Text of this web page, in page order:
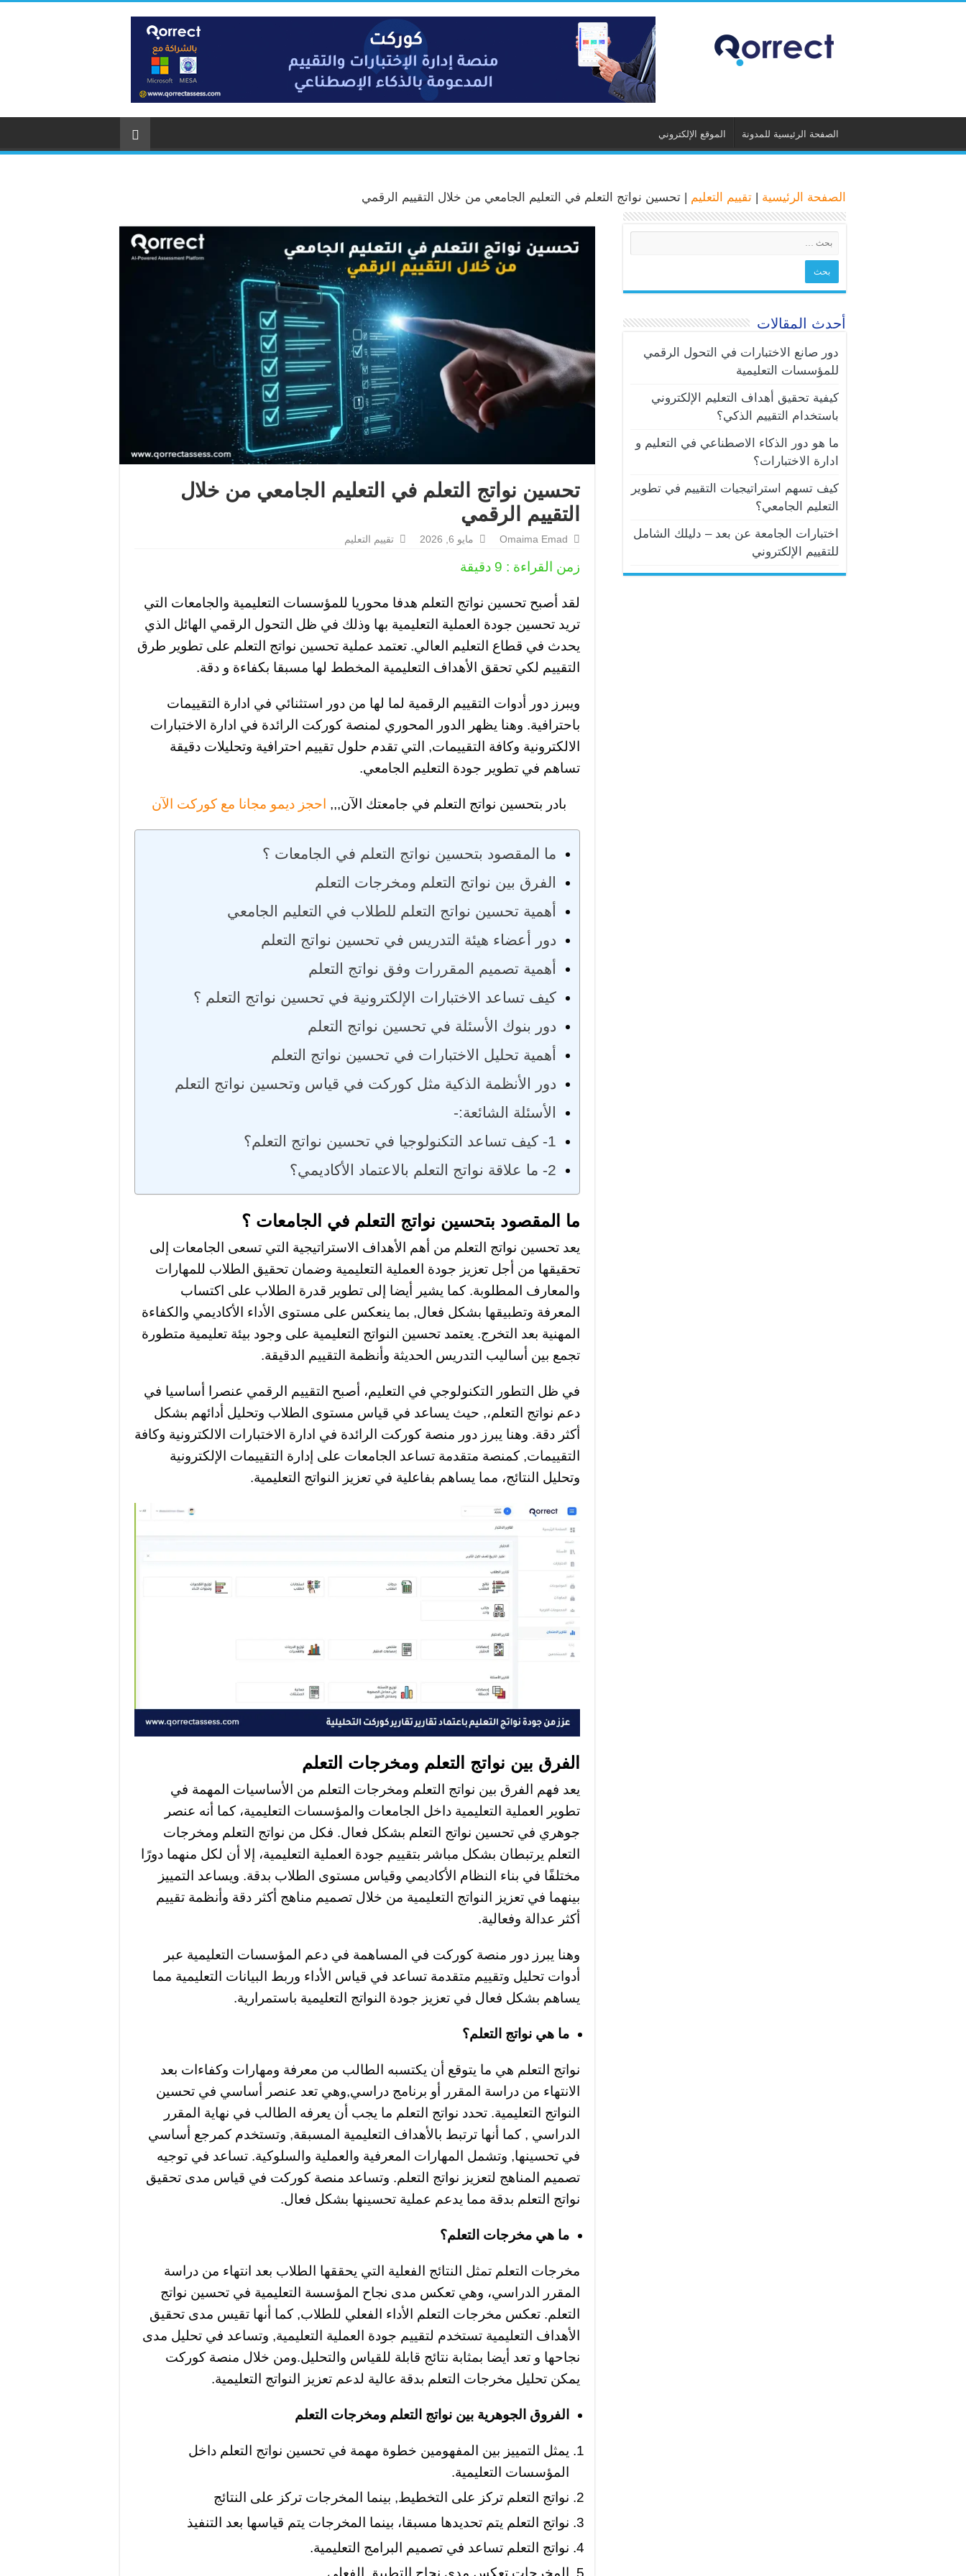
الصفحة الرئيسية للمدونة الموقع الإلكتروني
الصفحة الرئيسية | تقييم التعليم | تحسين نواتج التعلم في التعليم الجامعي من خلال التقييم الرقمي
تحسين نواتج التعلم في التعليم الجامعي من خلال
التقييم الرقمي
Omaima Emad مايو 6, 2026 تقييم التعليم
زمن القراءة : 9 دقيقة
لقد أصبح تحسين نواتج التعلم هدفا محوريا للمؤسسات التعليمية والجامعات التي
تريد تحسين جودة العملية التعليمية بها وذلك في ظل التحول الرقمي الهائل الذي
يحدث في قطاع التعليم العالي. تعتمد عملية تحسين نواتج التعلم على تطوير طرق
التقييم لكي تحقق الأهداف التعليمية المخطط لها مسبقا بكفاءة و دقة.
ويبرز دور أدوات التقييم الرقمية لما لها من دور استثنائي في ادارة التقييمات
باحترافية. وهنا يظهر الدور المحوري لمنصة كوركت الرائدة في ادارة الاختبارات
الالكترونية وكافة التقييمات, التي تقدم حلول تقييم احترافية وتحليلات دقيقة
تساهم في تطوير جودة التعليم الجامعي.
بادر بتحسين نواتج التعلم في جامعتك الآن,,, احجز ديمو مجانا مع كوركت الآن
ما المقصود بتحسين نواتج التعلم في الجامعات ؟
الفرق بين نواتج التعلم ومخرجات التعلم
أهمية تحسين نواتج التعلم للطلاب في التعليم الجامعي
دور أعضاء هيئة التدريس في تحسين نواتج التعلم
أهمية تصميم المقررات وفق نواتج التعلم
كيف تساعد الاختبارات الإلكترونية في تحسين نواتج التعلم ؟
دور بنوك الأسئلة في تحسين نواتج التعلم
أهمية تحليل الاختبارات في تحسين نواتج التعلم
دور الأنظمة الذكية مثل كوركت في قياس وتحسين نواتج التعلم
الأسئلة الشائعة:-
1- كيف تساعد التكنولوجيا في تحسين نواتج التعلم؟
2- ما علاقة نواتج التعلم بالاعتماد الأكاديمي؟
ما المقصود بتحسين نواتج التعلم في الجامعات ؟
يعد تحسين نواتج التعلم من أهم الأهداف الاستراتيجية التي تسعى الجامعات إلى
تحقيقها من أجل تعزيز جودة العملية التعليمية وضمان تحقيق الطلاب للمهارات
والمعارف المطلوبة. كما يشير أيضا إلى تطوير قدرة الطلاب على اكتساب
المعرفة وتطبيقها بشكل فعال, بما ينعكس على مستوى الأداء الأكاديمي والكفاءة
المهنية بعد التخرج. يعتمد تحسين النواتج التعليمية على وجود بيئة تعليمية متطورة
تجمع بين أساليب التدريس الحديثة وأنظمة التقييم الدقيقة.
في ظل التطور التكنولوجي في التعليم، أصبح التقييم الرقمي عنصرا أساسيا في
دعم نواتج التعلم،, حيث يساعد في قياس مستوى الطلاب وتحليل أدائهم بشكل
أكثر دقة. وهنا يبرز دور منصة كوركت الرائدة في ادارة الاختبارات الالكترونية وكافة
التقييمات, كمنصة متقدمة تساعد الجامعات على إدارة التقييمات الإلكترونية
وتحليل النتائج، مما يساهم بفاعلية في تعزيز النواتج التعليمية.
الفرق بين نواتج التعلم ومخرجات التعلم
يعد فهم الفرق بين نواتج التعلم ومخرجات التعلم من الأساسيات المهمة في
تطوير العملية التعليمية داخل الجامعات والمؤسسات التعليمية، كما أنه عنصر
جوهري في تحسين نواتج التعلم بشكل فعال. فكل من نواتج التعلم ومخرجات
التعلم يرتبطان بشكل مباشر بتقييم جودة العملية التعليمية، إلا أن لكل منهما دورًا
مختلفًا في بناء النظام الأكاديمي وقياس مستوى الطلاب بدقة. ويساعد التمييز
بينهما في تعزيز النواتج التعليمية من خلال تصميم مناهج أكثر دقة وأنظمة تقييم
أكثر عدالة وفعالية.
وهنا يبرز دور منصة كوركت في المساهمة في دعم المؤسسات التعليمية عبر
أدوات تحليل وتقييم متقدمة تساعد في قياس الأداء وربط البيانات التعليمية مما
يساهم بشكل فعال في تعزيز جودة النواتج التعليمية باستمرارية.
ما هي نواتج التعلم؟
نواتج التعلم هي ما يتوقع أن يكتسبه الطالب من معرفة ومهارات وكفاءات بعد
الانتهاء من دراسة المقرر أو برنامج دراسي,وهي تعد عنصر أساسي في تحسين
النواتج التعليمية. تحدد نواتج التعلم ما يجب أن يعرفه الطالب في نهاية المقرر
الدراسي , كما أنها ترتبط بالأهداف التعليمية المسبقة, وتستخدم كمرجع أساسي
في تحسينها, وتشمل المهارات المعرفية والعملية والسلوكية. تساعد في توجيه
تصميم المناهج لتعزيز نواتج التعلم. وتساعد منصة كوركت في قياس مدى تحقيق
نواتج التعلم بدقة مما يدعم عملية تحسينها بشكل فعال.
ما هي مخرجات التعلم؟
مخرجات التعلم تمثل النتائج الفعلية التي يحققها الطلاب بعد انتهاء من دراسة
المقرر الدراسي، وهي تعكس مدى نجاح المؤسسة التعليمية في تحسين نواتج
التعلم. تعكس مخرجات التعلم الأداء الفعلي للطلاب, كما أنها تقيس مدى تحقيق
الأهداف التعليمية تستخدم لتقييم جودة العملية التعليمية, وتساعد في تحليل مدى
نجاحها و تعد أيضا بمثابة نتائج قابلة للقياس والتحليل.ومن خلال منصة كوركت
يمكن تحليل مخرجات التعلم بدقة عالية لدعم تعزيز النواتج التعليمية.
الفروق الجوهرية بين نواتج التعلم ومخرجات التعلم
يمثل التمييز بين المفهومين خطوة مهمة في تحسين نواتج التعلم داخل
المؤسسات التعليمية.
نواتج التعلم تركز على التخطيط, بينما المخرجات تركز على النتائج
نواتج التعلم يتم تحديدها مسبقا، بينما المخرجات يتم قياسها بعد التنفيذ
نواتج التعلم تساعد في تصميم البرامج التعليمية.
المخرجات تعكس مدى نجاح التطبيق الفعلي.
أحدث المقالات
دور صانع الاختبارات في التحول الرقمي
للمؤسسات التعليمية
كيفية تحقيق أهداف التعليم الإلكتروني
باستخدام التقييم الذكي؟
ما هو دور الذكاء الاصطناعي في التعليم و
ادارة الاختبارات؟
كيف تسهم استراتيجيات التقييم في تطوير
التعليم الجامعي؟
اختبارات الجامعة عن بعد – دليلك الشامل
للتقييم الإلكتروني